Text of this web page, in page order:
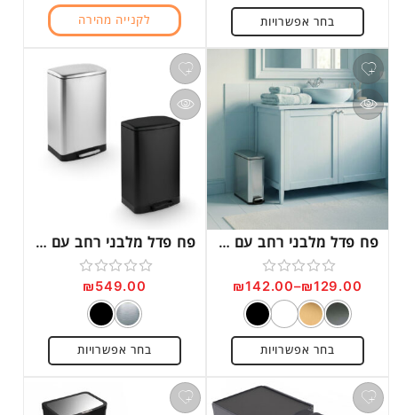
בחר אפשרויות
5לקנייה מהירה
פח פדל מלבני רחב עם סגירה שקטה דגם G600
דורג
0
מתוך
5
₪129.00
–
₪142.00
בחר אפשרויות
פח פדל מלבני רחב עם סגירה שקטה דגם G100
דורג
מתוך
5
₪549.00
בחר אפשרויות